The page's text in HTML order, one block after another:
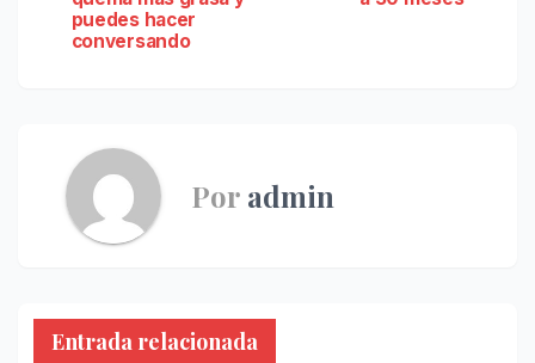
entradas
puedes hacer
conversando
Por admin
Entrada relacionada